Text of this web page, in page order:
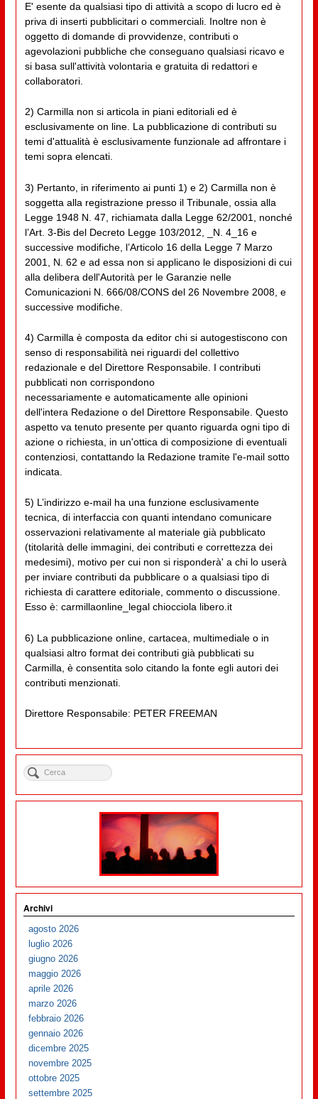
E' esente da qualsiasi tipo di attività a scopo di lucro ed è
priva di inserti pubblicitari o commerciali. Inoltre non è
oggetto di domande di provvidenze, contributi o
agevolazioni pubbliche che conseguano qualsiasi ricavo e
si basa sull'attività volontaria e gratuita di redattori e
collaboratori.
2) Carmilla non si articola in piani editoriali ed è
esclusivamente on line. La pubblicazione di contributi su
temi d'attualità è esclusivamente funzionale ad affrontare i
temi sopra elencati.
3) Pertanto, in riferimento ai punti 1) e 2) Carmilla non è
soggetta alla registrazione presso il Tribunale, ossia alla
Legge 1948 N. 47, richiamata dalla Legge 62/2001, nonché
l’Art. 3-Bis del Decreto Legge 103/2012, _N. 4_16 e
successive modifiche, l’Articolo 16 della Legge 7 Marzo
2001, N. 62 e ad essa non si applicano le disposizioni di cui
alla delibera dell'Autorità per le Garanzie nelle
Comunicazioni N. 666/08/CONS del 26 Novembre 2008, e
successive modifiche.
4) Carmilla è composta da editor chi si autogestiscono con
senso di responsabilità nei riguardi del collettivo
redazionale e del Direttore Responsabile. I contributi
pubblicati non corrispondono
necessariamente e automaticamente alle opinioni
dell'intera Redazione o del Direttore Responsabile. Questo
aspetto va tenuto presente per quanto riguarda ogni tipo di
azione o richiesta, in un'ottica di composizione di eventuali
contenziosi, contattando la Redazione tramite l'e-mail sotto
indicata.
5) L’indirizzo e-mail ha una funzione esclusivamente
tecnica, di interfaccia con quanti intendano comunicare
osservazioni relativamente al materiale già pubblicato
(titolarità delle immagini, dei contributi e correttezza dei
medesimi), motivo per cui non si risponderà' a chi lo userà
per inviare contributi da pubblicare o a qualsiasi tipo di
richiesta di carattere editoriale, commento o discussione.
Esso è: carmillaonline_legal chiocciola libero.it
6) La pubblicazione online, cartacea, multimediale o in
qualsiasi altro format dei contributi già pubblicati su
Carmilla, è consentita solo citando la fonte egli autori dei
contributi menzionati.
Direttore Responsabile: PETER FREEMAN
Archivi
agosto 2026
luglio 2026
giugno 2026
maggio 2026
aprile 2026
marzo 2026
febbraio 2026
gennaio 2026
dicembre 2025
novembre 2025
ottobre 2025
settembre 2025